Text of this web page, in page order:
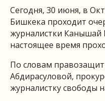
Сегодня, 30 июня, в
Бишкека проходит
журналистки
настоящее время
По словам
Абдирасуловой,
журналистку свободы